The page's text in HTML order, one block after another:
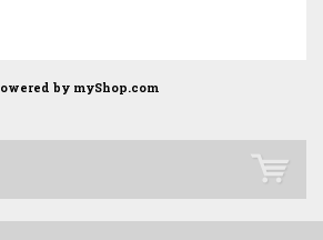
by myShop.com